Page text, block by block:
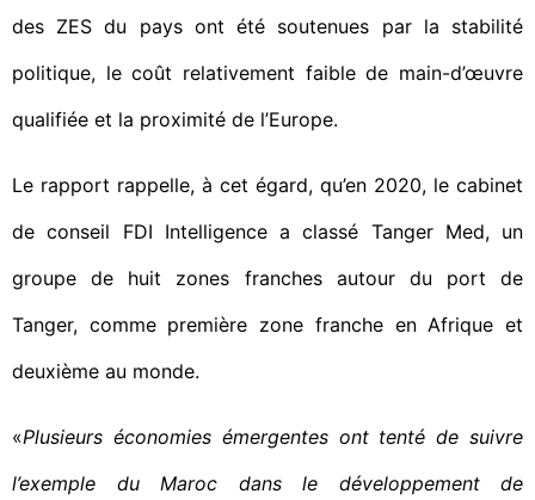
des ZES du pays ont été soutenues par la stabilité
politique, le coût relativement faible de main-d’œuvre
qualifiée et la proximité de l’Europe.
Le rapport rappelle, à cet égard, qu’en 2020, le cabinet
de conseil FDI Intelligence a classé Tanger Med, un
groupe de huit zones franches autour du port de
Tanger, comme première zone franche en Afrique et
deuxième au monde.
«Plusieurs économies émergentes ont tenté de suivre
l’exemple du Maroc dans le développement de